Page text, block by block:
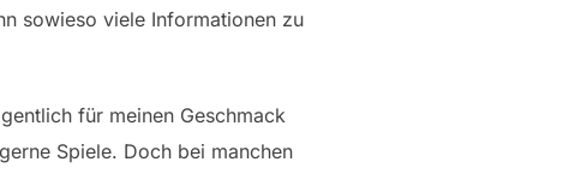
sowieso viele Informationen zu
für meinen Geschmack
Spiele. Doch bei manchen